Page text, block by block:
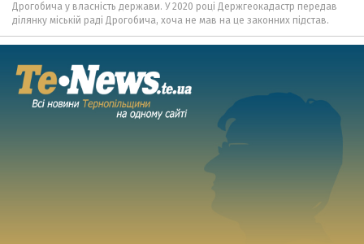
Дрогобича у власність держави. У 2020 році Держгеокадастр передав
ділянку міській раді Дрогобича, хоча не мав на це законних підстав.